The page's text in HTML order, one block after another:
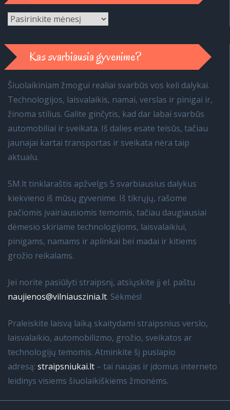
Archyvai
Kas svarbiausia gyvenime?
Šiuolaikiniam žmogui realiai svarbūs vos keli dalykai.
Technologijos, laisvalaikis, namai, verslas ir pinigai ir,
žinoma stilius. Galite ginčytis, kad dar labai svarbūs
automobiliai ir sveikata. Iš dalies esate teisūs, tačiau
jaunajai kartai transportas ir sveikata nėra taip
aktualu.
5M.lt tinklaraštis apžvelgs 5 svarbiausius dalykus
kiekvieno iš mūsų gyvenime. Iš tikrųjų, rašome
pačiomis įvairiausiomis temomis, tačiau daugiausiai
dėmesio skiriame technologijoms, laisvalaikiui,
pinigams, namams ir aplinkai bei madai ir kitiems
grožio reikalams.
Jei norite pasiūlyti straipsnį, atsiųskite jį el. paštu
naujienos@vilniauszinia.lt. Sėkmės!
Praleiskite laisvą laiką skaitydami straipsnius verslo,
laisvalaikio, automobilizmo, grožio, sveikatos ar
technologijų temomis. Atminkite šį puslapio
adresą: straipsniukai.lt – tai naujas ir įdomus interneto
leidinys visiems šiuolaikiškiems žmonėms.